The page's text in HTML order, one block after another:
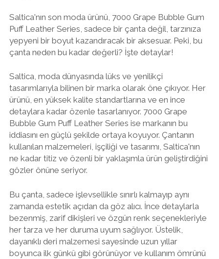
Saltica'nın son moda ürünü, 7000 Grape Bubble Gum
Puff Leather Series, sadece bir çanta değil, tarzınıza
yepyeni bir boyut kazandıracak bir aksesuar. Peki, bu
çanta neden bu kadar değerli? İşte detaylar!
Saltica, moda dünyasında lüks ve yenilikçi
tasarımlarıyla bilinen bir marka olarak öne çıkıyor. Her
ürünü, en yüksek kalite standartlarına ve en ince
detaylara kadar özenle tasarlanıyor. 7000 Grape
Bubble Gum Puff Leather Series ise markanın bu
iddiasını en güçlü şekilde ortaya koyuyor. Çantanın
kullanılan malzemeleri, işçiliği ve tasarımı, Saltica'nın
ne kadar titiz ve özenli bir yaklaşımla ürün geliştirdiğini
gözler önüne seriyor.
Bu çanta, sadece işlevsellikle sınırlı kalmayıp aynı
zamanda estetik açıdan da göz alıcı. İnce detaylarla
bezenmiş, zarif dikişleri ve özgün renk seçenekleriyle
her tarza ve her duruma uyum sağlıyor. Üstelik,
dayanıklı deri malzemesi sayesinde uzun yıllar
boyunca ilk günkü gibi görünüyor ve kullanım ömrünü